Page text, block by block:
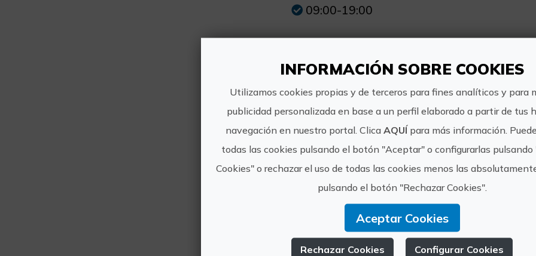
09:00-19:00
Precio por persona. Minimo de dos
Kolotrip
https://
960 25
INFORMACIÓN SOBRE COOKIES
Utilizamos cookies propias y de terceros para fines analíticos y para
publicidad personalizada en base a un perfil elaborado a partir de tus
navegación en nuestro portal. Clica AQUÍpara más información.
todas las cookies pulsando el botón "Aceptar" o configurarlas pulsando
Cookies" o rechazar el uso de todas las cookies menos las
pulsando el botón "Rechazar Cookies".
Aceptar Cookies
Rechazar Cookies Configurar Cookies